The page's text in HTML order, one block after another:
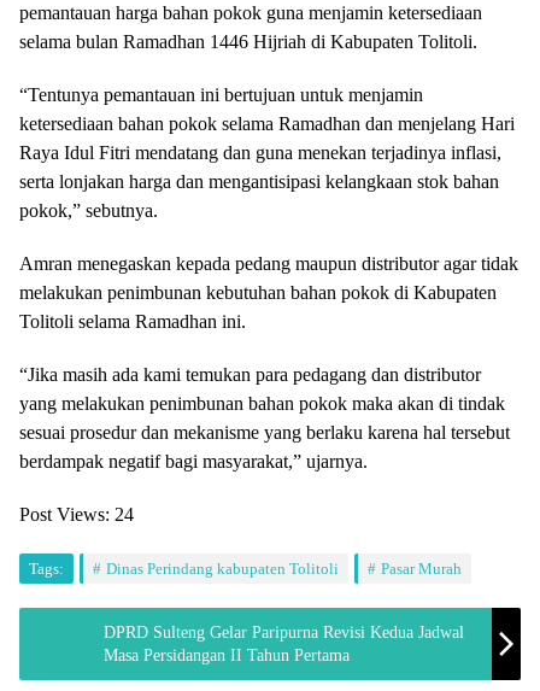
pemantauan harga bahan pokok guna menjamin ketersediaan
selama bulan Ramadhan 1446 Hijriah di Kabupaten Tolitoli.
“Tentunya pemantauan ini bertujuan untuk menjamin
ketersediaan bahan pokok selama Ramadhan dan menjelang Hari
Raya Idul Fitri mendatang dan guna menekan terjadinya inflasi,
serta lonjakan harga dan mengantisipasi kelangkaan stok bahan
pokok,” sebutnya.
Amran menegaskan kepada pedang maupun distributor agar tidak
melakukan penimbunan kebutuhan bahan pokok di Kabupaten
Tolitoli selama Ramadhan ini.
“Jika masih ada kami temukan para pedagang dan distributor
yang melakukan penimbunan bahan pokok maka akan di tindak
sesuai prosedur dan mekanisme yang berlaku karena hal tersebut
berdampak negatif bagi masyarakat,” ujarnya.
Post Views: 24
Tags: Dinas Perindang kabupaten Tolitoli Pasar Murah
DPRD Sulteng Gelar Paripurna Revisi Kedua Jadwal
Masa Persidangan II Tahun Pertama